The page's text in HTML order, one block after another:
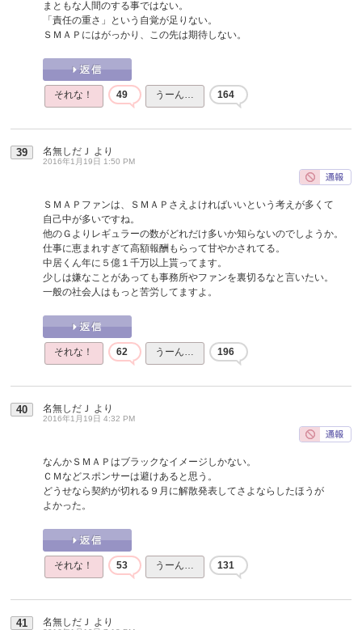
まともな人間のする事ではない。
「責任の重さ」という自覚が足りない。
ＳＭＡＰにはがっかり、この先は期待しない。
それな！ 49 うーん… 164
39 名無しだＪ より
2016年1月19日 1:50 PM
ＳＭＡＰファンは、ＳＭＡＰさえよければいいという考えが多くて
自己中が多いですね。
他のＧよりレギュラーの数がどれだけ多いか知らないのでしようか。
仕事に恵まれすぎて高額報酬もらって甘やかされてる。
中居くん年に５億１千万以上貰ってます。
少しは嫌なことがあっても事務所やファンを裏切るなと言いたい。
一般の社会人はもっと苦労してますよ。
それな！ 62 うーん… 196
40 名無しだＪ より
2016年1月19日 4:32 PM
なんかＳＭＡＰはブラックなイメージしかない。
ＣＭなどスポンサーは避けあると思う。
どうせなら契約が切れる９月に解散発表してさよならしたほうが
よかった。
それな！ 53 うーん… 131
41 名無しだＪ より